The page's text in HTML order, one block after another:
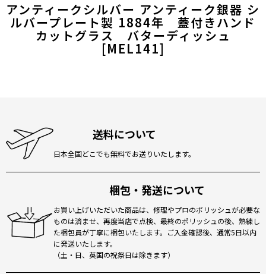
アンティークシルバー アンティーク銀器 シ
ルバープレート製 1884年 蓋付きハンド
カットグラス バターディッシュ
[MEL141]
送料について
日本全国どこでも無料でお送りいたします。
梱包・発送について
お買い上げいただいた商品は、修理やプロのポリッシュが必要な
ものは済ませ、再度当店で点検、最終のポリッシュの後、熟練し
た梱包員が丁寧に梱包いたします。ご入金確認後、通常5日以内
に発送いたします。
（土・日、英国の祝祭日は除きます）